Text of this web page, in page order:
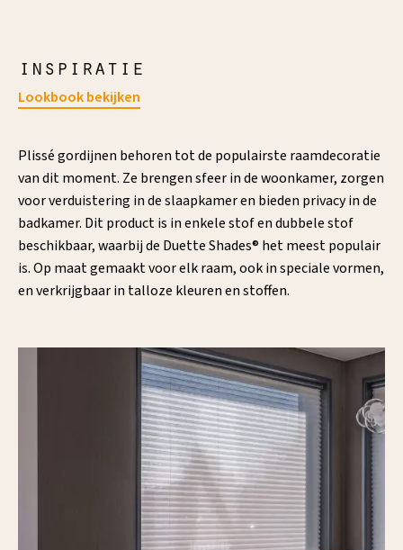
inspiratie
Lookbook bekijken
Plissé gordijnen behoren tot de populairste raamdecoratie
van dit moment. Ze brengen sfeer in de woonkamer, zorgen
voor verduistering in de slaapkamer en bieden privacy in de
badkamer. Dit product is in enkele stof en dubbele stof
beschikbaar, waarbij de Duette Shades® het meest populair
is. Op maat gemaakt voor elk raam, ook in speciale vormen,
en verkrijgbaar in talloze kleuren en stoffen.